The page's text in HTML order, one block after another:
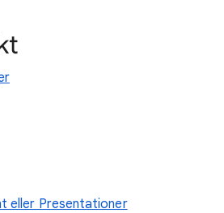
eller Presentationer